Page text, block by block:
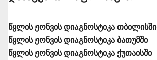
წყლის ჟონვის დიაგნოსტიკა თბილისში
წყლის ჟონვის დიაგნოსტიკა ბათუმში
წყლის ჟონვის დიაგნოსტიკა ქუთაისში